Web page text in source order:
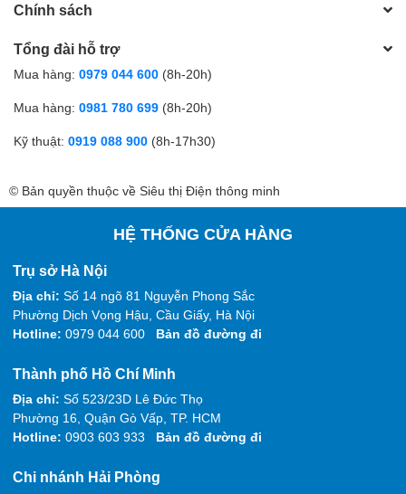
Chính sách
Tổng đài hỗ trợ
Mua hàng: 0979 044 600 (8h-20h)
Mua hàng: 0981 780 699 (8h-20h)
Kỹ thuật: 0919 088 900 (8h-17h30)
© Bản quyền thuộc về Siêu thị Điện thông minh
HỆ THỐNG CỬA HÀNG
Trụ sở Hà Nội
Địa chỉ: Số 14 ngõ 81 Nguyễn Phong Sắc
Phường Dịch Vọng Hậu, Cầu Giấy, Hà Nội
Hotline: 0979 044 600 Bản đồ đường đi
Thành phố Hồ Chí Minh
Địa chỉ: Số 523/23D Lê Đức Thọ
Phường 16, Quận Gò Vấp, TP. HCM
Hotline: 0903 603 933 Bản đồ đường đi
Chi nhánh Hải Phòng